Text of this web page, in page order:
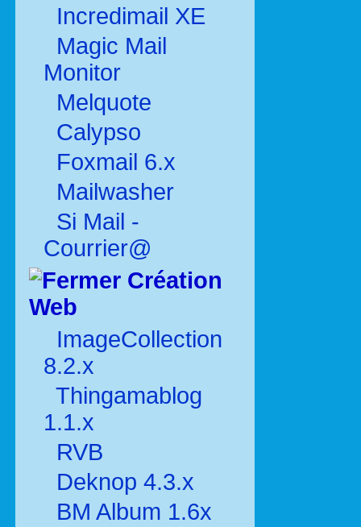
Incredimail XE
Magic Mail
Monitor
Melquote
Calypso
Foxmail 6.x
Mailwasher
Si Mail -
Courrier@
Création
Web
ImageCollection
8.2.x
Thingamablog
1.1.x
RVB
Deknop 4.3.x
BM Album 1.6x